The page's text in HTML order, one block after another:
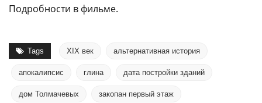
Подробности в фильме.
Tags XIX век альтернативная история
апокалипсис глина дата постройки зданий
дом Толмачевых закопан первый этаж